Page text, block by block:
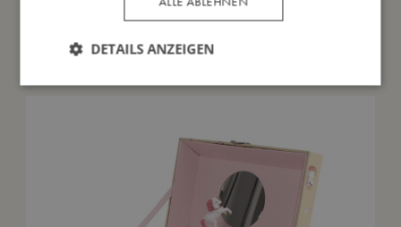
Das könnte dir auch gefallen
DETAILS ANZEIGEN